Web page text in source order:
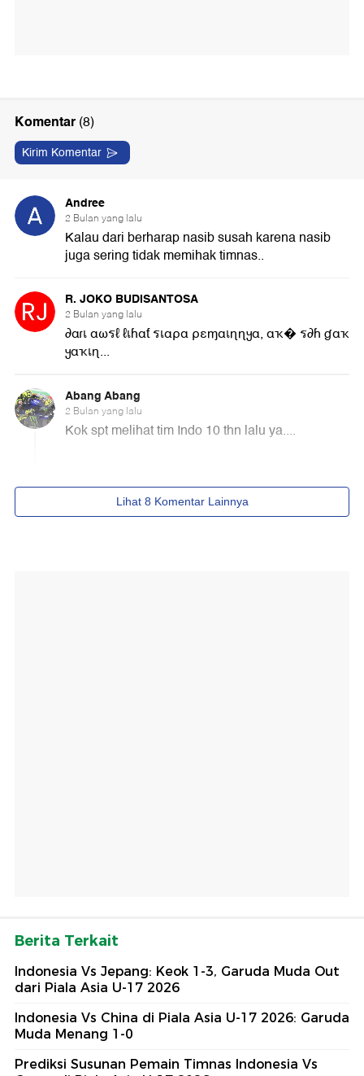
Berita Terkait
Indonesia Vs Jepang: Keok 1-3, Garuda Muda Out
dari Piala Asia U-17 2026
Indonesia Vs China di Piala Asia U-17 2026: Garuda
Muda Menang 1-0
Prediksi Susunan Pemain Timnas Indonesia Vs